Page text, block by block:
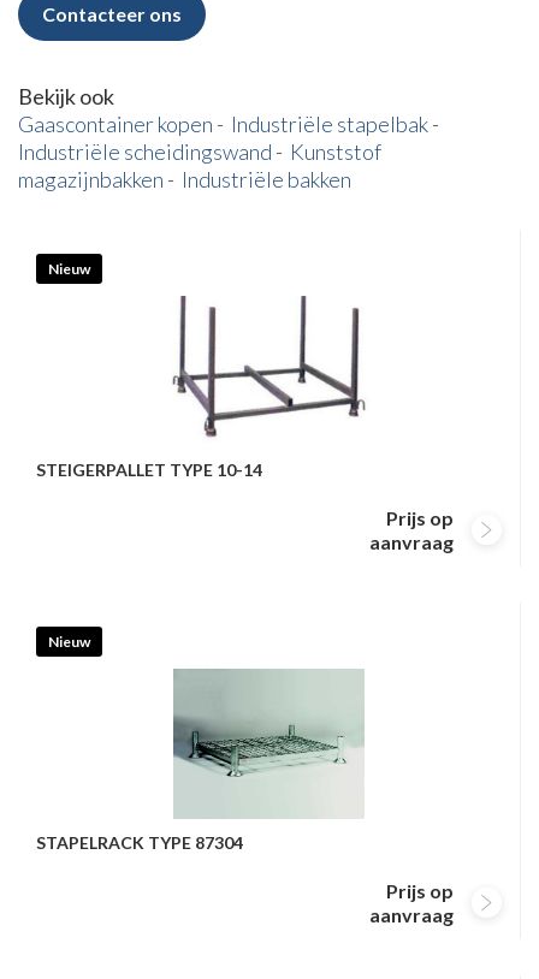
Contacteer ons
Bekijk ook
Gaascontainer kopen - Industriële stapelbak-
Industriële scheidingswand - Kunststof
magazijnbakken - Industriële bakken
Nieuw
STEIGERPALLET TYPE 10-14
Prijs op
aanvraag
Nieuw
STAPELRACK TYPE 87304
Prijs op
aanvraag